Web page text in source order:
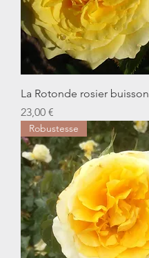
La Rotonde rosier buisson
Prix
23,00 €
Robustesse